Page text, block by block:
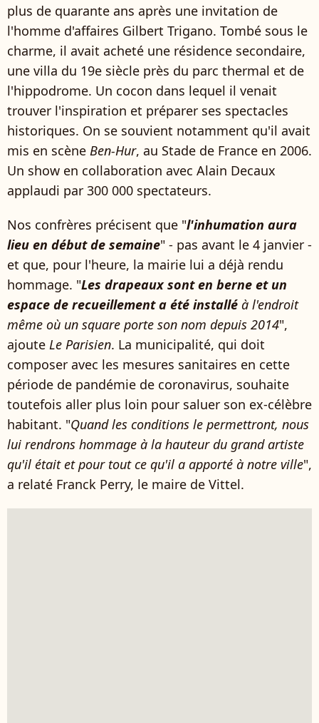
plus de quarante ans après une invitation de
l'homme d'affaires Gilbert Trigano. Tombé sous le
charme, il avait acheté une résidence secondaire,
une villa du 19e siècle près du parc thermal et de
l'hippodrome. Un cocon dans lequel il venait
trouver l'inspiration et préparer ses spectacles
historiques. On se souvient notamment qu'il avait
mis en scène Ben-Hur, au Stade de France en 2006.
Un show en collaboration avec Alain Decaux
applaudi par 300 000 spectateurs.
Nos confrères précisent que "l'inhumation aura
lieu en début de semaine" - pas avant le 4 janvier -
et que, pour l'heure, la mairie lui a déjà rendu
hommage. "Les drapeaux sont en berne et un
espace de recueillement a été installé à l'endroit
même où un square porte son nom depuis 2014",
ajoute Le Parisien. La municipalité, qui doit
composer avec les mesures sanitaires en cette
période de pandémie de coronavirus, souhaite
toutefois aller plus loin pour saluer son ex-célèbre
habitant. "Quand les conditions le permettront, nous
lui rendrons hommage à la hauteur du grand artiste
qu'il était et pour tout ce qu'il a apporté à notre ville",
a relaté Franck Perry, le maire de Vittel.